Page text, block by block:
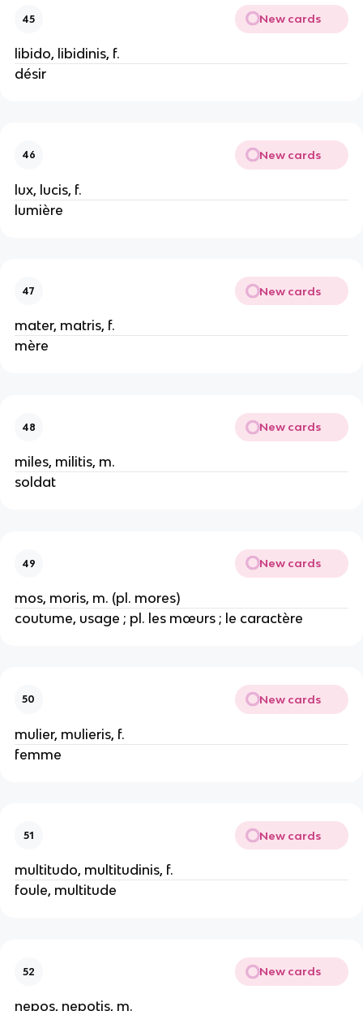
45 New cards
libido, libidinis, f.
désir
46 New cards
lux, lucis, f.
lumière
47 New cards
mater, matris, f.
mère
48 New cards
miles, militis, m.
soldat
49 New cards
mos, moris, m. (pl. mores)
coutume, usage ; pl. les mœurs ; le caractère
50 New cards
mulier, mulieris, f.
femme
51 New cards
multitudo, multitudinis, f.
foule, multitude
52 New cards
nepos, nepotis, m.